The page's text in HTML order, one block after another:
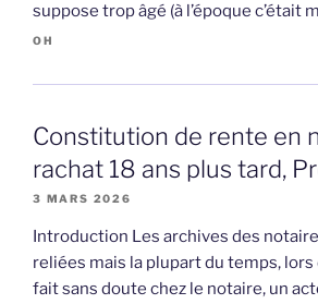
suppose trop âgé (à l’époque c’était
OH
Constitution de rente en
rachat 18 ans plus tard,
3 MARS 2026
Introduction Les archives des
reliées mais la plupart du temps,
fait sans doute chez le notaire, un